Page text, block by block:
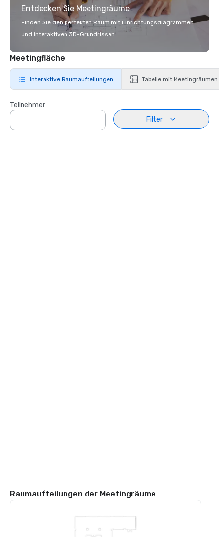
Entdecken Sie Meetingräume
Finden Sie den perfekten Raum mit Einrichtungsdiagrammen
und interaktiven 3D-Grundrissen.
Meetingfläche
Interaktive Raumaufteilungen Tabelle mit Meetingräumen
Teilnehmer
Filter
Raumaufteilungen der Meetingräume